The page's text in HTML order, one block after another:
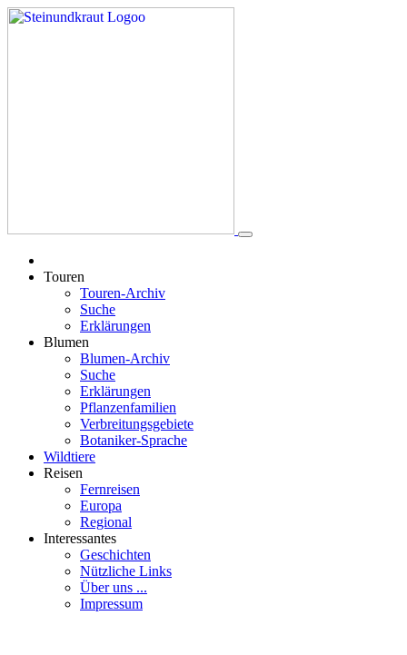
Touren
Touren-Archiv
Suche
Erklärungen
Blumen
Blumen-Archiv
Suche
Erklärungen
Pflanzenfamilien
Verbreitungsgebiete
Botaniker-Sprache
Wildtiere
Reisen
Fernreisen
Europa
Regional
Interessantes
Geschichten
Nützliche Links
Über uns ...
Impressum